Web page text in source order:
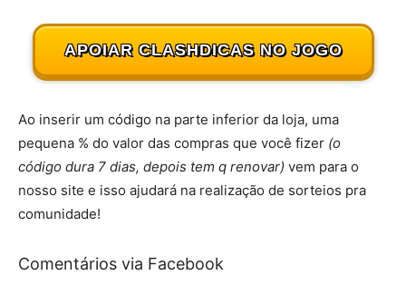
APOIAR CLASHDICAS NO JOGO
Ao inserir um código na parte inferior da loja, uma
pequena % do valor das compras que você fizer (o
código dura 7 dias, depois tem q renovar) vem para o
nosso site e isso ajudará na realização de sorteios pra
comunidade!
Comentários via Facebook